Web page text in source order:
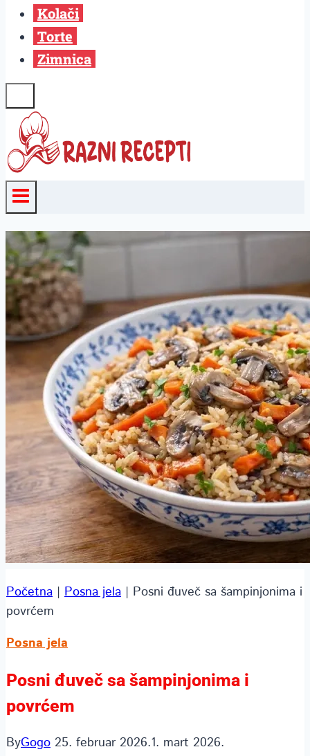
Kolači
Torte
Zimnica
Početna | Posna jela | Posni đuveč sa šampinjonima i
povrćem
Posna jela
Posni đuveč sa šampinjonima i
povrćem
ByGogo 25. februar 2026.1. mart 2026.